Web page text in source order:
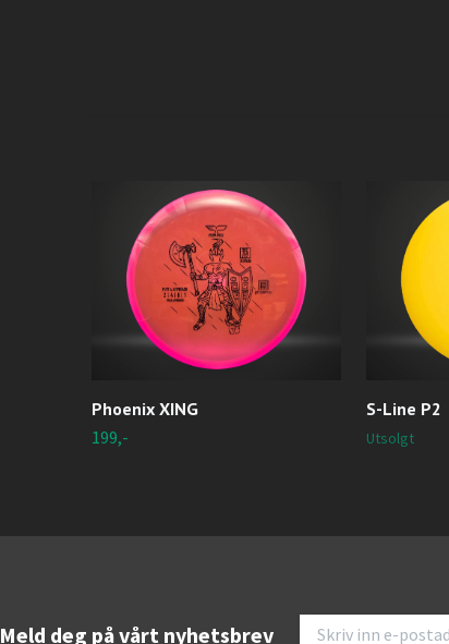
Phoenix XING
199,-
S-Line P2
Utsolgt
Meld deg på vårt nyhetsbrev